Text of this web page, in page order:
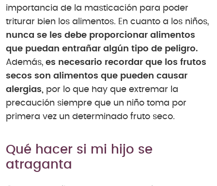
importancia de la masticación para poder
triturar bien los alimentos. En cuanto a los niños,
nunca se les debe proporcionar alimentos
que puedan entrañar algún tipo de peligro.
Además, es necesario recordar que los frutos
secos son alimentos que pueden causar
alergias, por lo que hay que extremar la
precaución siempre que un niño toma por
primera vez un determinado fruto seco.
Qué hacer si mi hijo se
atraganta